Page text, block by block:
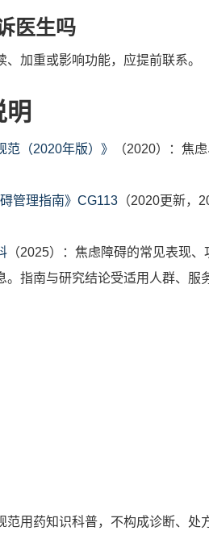
医生吗
加重或影响功能，应提前联系。
（2020年版）》
（2020）：焦
管理指南》CG113 （2020更新，
（2025）：焦虑障碍的常见表现
。指南与研究结论受适用人群、
范用药知识科普，不构成诊断、